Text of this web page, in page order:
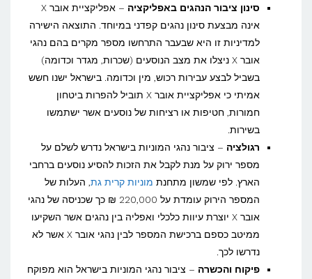
סינון ציבור הנהגים באפליקציה
– אפליקציית אובר X
אינה מבצעת סינון נהגים קפדני במיוחד. התוצאה הישירה
למדיניות זו היא שבעבר התרחשו מספר מקרים בהם נהגי
אובר X ניצלו את מצב הנוסעים (שכרות, מגדר וכדומה)
בשביל לבצע עבירות רכוש, מין וכדומה. בישראל ישנו חשש
אמיתי כי אפליקציית אובר X תוביל להפרות ביטחון
חמורות, חטיפות או רציחות של נוסעים אשר ישתמשו
בשירות.
רגולציה – ציבור נהגי המוניות בישראל נדרש לשלם על
מספר ירוק על מנת לקבל את הזכות להסיע נוסעים ברחבי
הארץ. לפי שמשון מתחנת מוניות קרית גת, העלות של
המספר הירוק עומדת על 220,000 ₪ כך שכניסה של נהגי
אובר X יוצרת עיוות כלכלי ואפליה בין נהגים אשר השקיעו
ממיטב כספם ברכישת המספר לבין נהגי אובר X אשר לא
נדרשו לכך.
פיקוח והכשרה – ציבור נהגי המוניות בישראל הוא מפוקח